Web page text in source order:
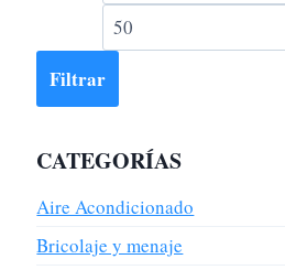
mínimo
Filtrar
CATEGORÍAS
Aire Acondicionado
Bricolaje y menaje